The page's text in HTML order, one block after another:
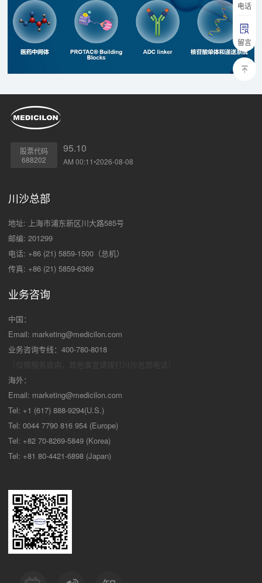
电话
留言
股票代码
688202
95.10
AM 00:11•2026-08-08
川沙总部
地址: 上海市浦东新区川大路585号
邮编: 201299
电话: +86 (21) 5859-1500（总机）
传真: +86 (21) 5859-6369
业务咨询
中国：
Email: marketing@medicilon.com
业务咨询专线：400-780-8018
海外：
Email: marketing@medicilon.com
Tel: +1 (617) 888-9294(U.S.)
Tel: 0044 7790 816 954 (Europe)
Tel: +82 70-8269-5849 (Korea)
Tel: +81 80-4421-6898 (Japan)